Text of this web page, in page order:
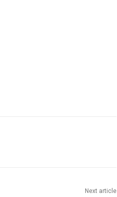
Next article